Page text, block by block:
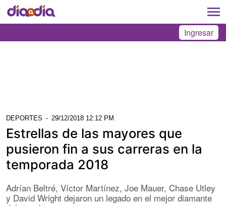
Ingresar
DEPORTES - 29/12/2018 12:12 PM
Estrellas de las mayores que
pusieron fin a sus carreras en la
temporada 2018
Adrían Beltré, Víctor Martínez, Joe Mauer, Chase Utley
y David Wright dejaron un legado en el mejor diamante